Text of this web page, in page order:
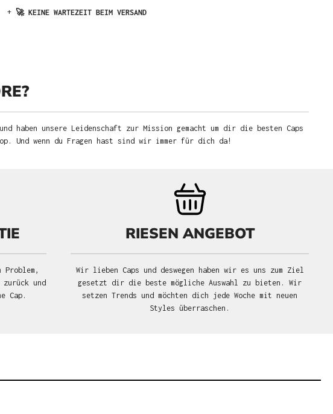
+ 🚀 KEINE WARTEZEIT BEIM VERSAND
unsere Leidenschaft zur Mission gemacht um dir die besten Caps
Und wenn du Fragen hast sind wir immer für dich da!
und
Cap.
RIESEN ANGEBOT
Wir lieben Caps und deswegen haben wir es uns zum Ziel
gesetzt dir die beste mögliche Auswahl zu bieten. Wir
setzen Trends und möchten dich jede Woche mit neuen
Styles überraschen.